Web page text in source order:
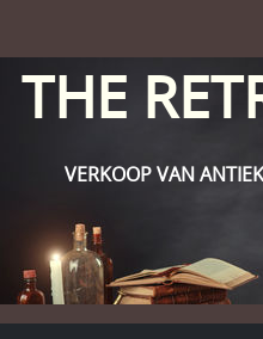
THE
VERKOOP VAN